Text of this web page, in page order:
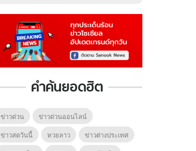
คำค้นยอดฮิต
ข่าวด่วน
ข่าวด่วนออนไลน์
ข่าวสดวันนี้
หวยลาว
ข่าวต่างประเทศ